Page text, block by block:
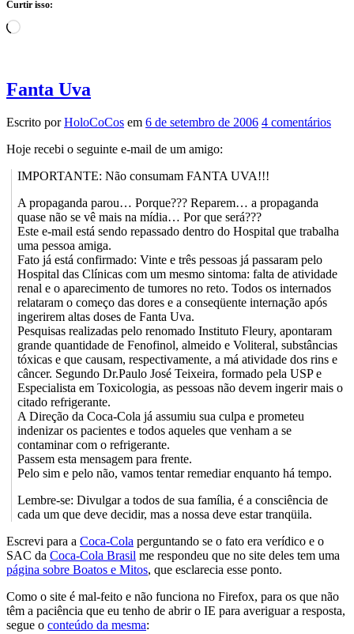
Curtir isso:
Carregando...
Fanta Uva
Escrito porHoloCoCos em 6 de setembro de 2006 4 comentários
Hoje recebi o seguinte e-mail de um amigo:
IMPORTANTE: Não consumam FANTA UVA!!!
A propaganda parou… Porque??? Reparem… a propaganda
quase não se vê mais na mídia… Por que será???
Este e-mail está sendo repassado dentro do Hospital que trabalha
uma pessoa amiga.
Fato já está confirmado: Vinte e três pessoas já passaram pelo
Hospital das Clínicas com um mesmo sintoma: falta de atividade
renal e o aparecimento de tumores no reto. Todos os internados
relataram o começo das dores e a conseqüente internação após
ingerirem altas doses de Fanta Uva.
Pesquisas realizadas pelo renomado Instituto Fleury, apontaram
grande quantidade de Fenofinol, almeido e Voliteral, substâncias
tóxicas e que causam, respectivamente, a má atividade dos rins e
câncer. Segundo Dr.Paulo José Teixeira, formado pela USP e
Especialista em Toxicologia, as pessoas não devem ingerir mais o
citado refrigerante.
A Direção da Coca-Cola já assumiu sua culpa e prometeu
indenizar os pacientes e todos aqueles que venham a se
contaminar com o refrigerante.
Passem esta mensagem para frente.
Pelo sim e pelo não, vamos tentar remediar enquanto há tempo.
Lembre-se: Divulgar a todos de sua família, é a consciência de
cada um que deve decidir, mas a nossa deve estar tranqüila.
Escrevi para a Coca-Cola perguntando se o fato era verídico e o
SAC da Coca-Cola Brasil me respondeu que no site deles tem uma
página sobre Boatos e Mitos, que esclarecia esse ponto.
Como o site é mal-feito e não funciona no Firefox, para os que não
têm a paciência que eu tenho de abrir o IE para averiguar a resposta,
segue o conteúdo da mesma: